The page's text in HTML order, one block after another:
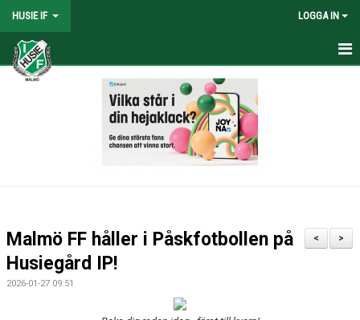
HUSIE IF LOGGA IN
HEM
DOKUMENT
SHOPEN
>
<
Malmö FF håller i Påskfotbollen på
Husiegård IP!
2026-01-27 09:51